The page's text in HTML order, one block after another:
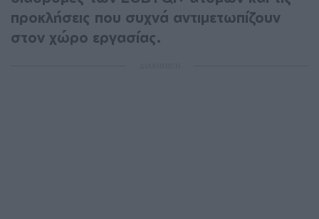
προκλήσεις που συχνά αντιμετωπίζουν
στον χώρο εργασίας.